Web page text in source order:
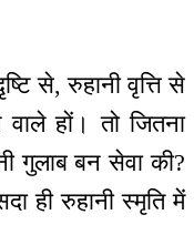
से, रुहानी वृत्ति से
हों। तो जितना
गुलाब बन सेवा की?
ही रुहानी स्मृति में